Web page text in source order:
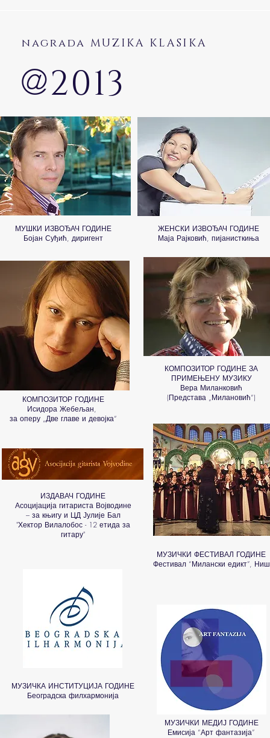
nagrada MUZIKA KLASIKA
@2013
МУШКИ ИЗВОЂАЧ ГОДИНЕ
Бојан Суђић, диригент
ЖЕНСКИ ИЗВОЂАЧ ГОДИНЕ
Маја Рајковић, пијанисткиња
КОМПОЗИТОР ГОДИНЕ
Исидора Жебељан,
за оперу „Две главе и девојка“
КОМПОЗИТОР ГОДИНЕ ЗА
ПРИМЕЊЕНУ МУЗИКУ
Вера Миланковић
(Представа „Милановић“)
ИЗДАВАЧ ГОДИНЕ
Асоцијација гитариста Војводине
– за књигу и ЦД Јулије Бал
"Хектор Вилалобос - 12 етида за
гитару"
МУЗИЧКИ ФЕСТИВАЛ ГОДИНЕ
Фестивал “Милански едикт”, Ниш
МУЗИЧКА ИНСТИТУЦИЈА ГОДИНЕ
Београдска филхармонија
МУЗИЧКИ МЕДИЈ ГОДИНЕ
Емисија “Арт фантазија”